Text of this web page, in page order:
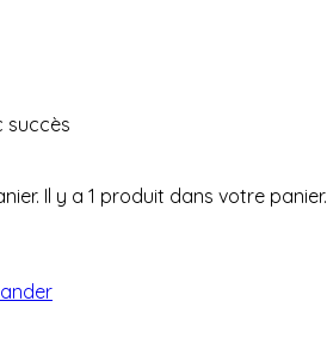
succès
Il y a 1 produit dans votre panier.